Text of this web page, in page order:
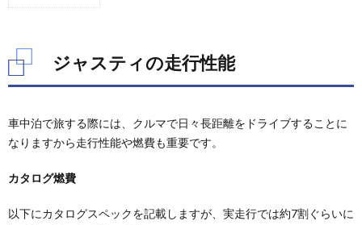
1.
性能
ジャ
ステ
性能
2.1.
ジャスティの走行性能
車中泊で旅する際には、クルマで日々長距離をドライブすることに
なりますから走行性能や燃費も重要です。
カタログ燃費
以下にカタログスペックを記載しますが、実走行では約7割ぐらいに